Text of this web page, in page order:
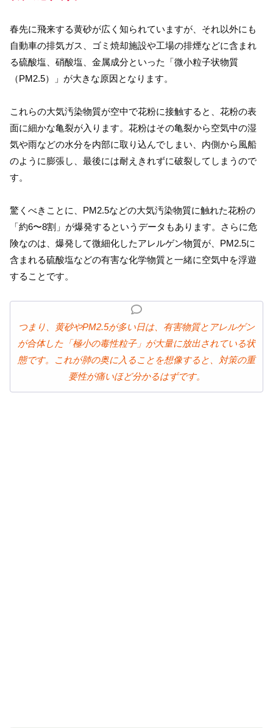
春先に飛来する黄砂が広く知られていますが、それ以外にも
自動車の排気ガス、ゴミ焼却施設や工場の排煙などに含まれ
る硫酸塩、硝酸塩、金属成分といった「微小粒子状物質
（PM2.5）」が大きな原因となります。
これらの大気汚染物質が空中で花粉に接触すると、花粉の表
面に細かな亀裂が入ります。花粉はその亀裂から空気中の湿
気や雨などの水分を内部に取り込んでしまい、内側から風船
のように膨張し、最後には耐えきれずに破裂してしまうので
す。
驚くべきことに、PM2.5などの大気汚染物質に触れた花粉の
「約6〜8割」が爆発するというデータもあります。さらに危
険なのは、爆発して微細化したアレルゲン物質が、PM2.5に
含まれる硫酸塩などの有害な化学物質と一緒に空気中を浮遊
することです。
つまり、黄砂やPM2.5が多い日は、有害物質とアレルゲン
が合体した「極小の毒性粒子」が大量に放出されている状
態です。これが肺の奥に入ることを想像すると、対策の重
要性が痛いほど分かるはずです。